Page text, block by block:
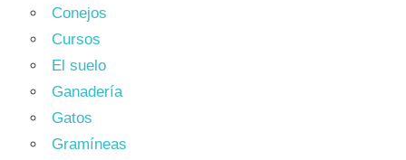
Conejos
Cursos
El suelo
Ganadería
Gatos
Gramíneas